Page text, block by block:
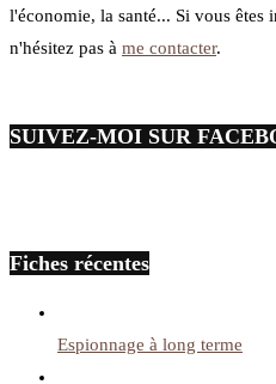
l'économie, la santé... Si vous êtes
n'hésitez pas à me contacter.
SUIVEZ-MOI SUR
Fiches récentes
Espionnage à long terme